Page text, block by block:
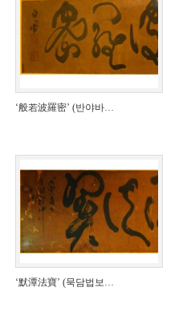
‘般若波羅密’ (반야바…
‘默潭法寶’ (묵담법보…